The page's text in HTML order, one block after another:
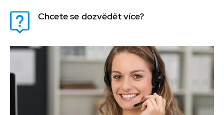
Chcete se dozvědět více?